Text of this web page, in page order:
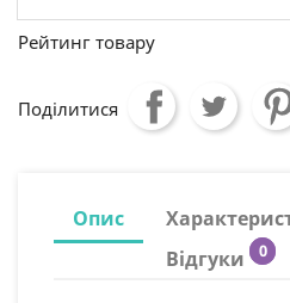
Рейтинг товару
Поділитися
Опис
Відгуки
0